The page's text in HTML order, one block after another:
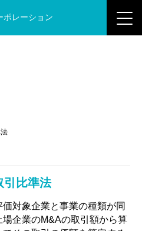
ポレーション
引比準法
対象企業と事業の種類が同
企業のM&Aの取引額から算